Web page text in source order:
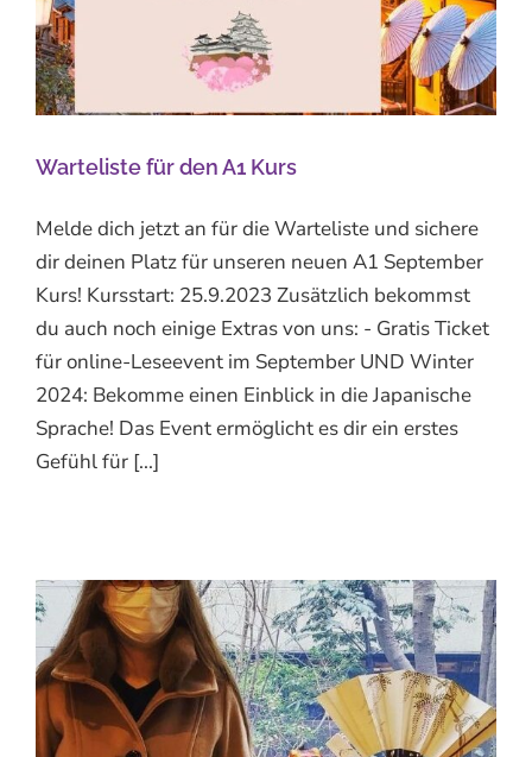
Warteliste für den A1 Kurs
Melde dich jetzt an für die Warteliste und sichere
dir deinen Platz für unseren neuen A1 September
Kurs! Kursstart: 25.9.2023 Zusätzlich bekommst
du auch noch einige Extras von uns: - Gratis Ticket
für online-Leseevent im September UND Winter
2024: Bekomme einen Einblick in die Japanische
Sprache! Das Event ermöglicht es dir ein erstes
Gefühl für [...]